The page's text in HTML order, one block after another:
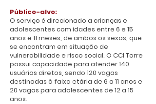
Público-alvo:
O serviço é direcionado a crianças e
adolescentes com idades entre 6 e 15
anos e 11 meses, de ambos os sexos, que
se encontram em situação de
vulnerabilidade e risco social. O CCI Torre
possui capacidade para atender 140
usuários diretos, sendo 120 vagas
destinadas à faixa etária de 6 a 11 anos e
20 vagas para adolescentes de 12 a 15
anos.